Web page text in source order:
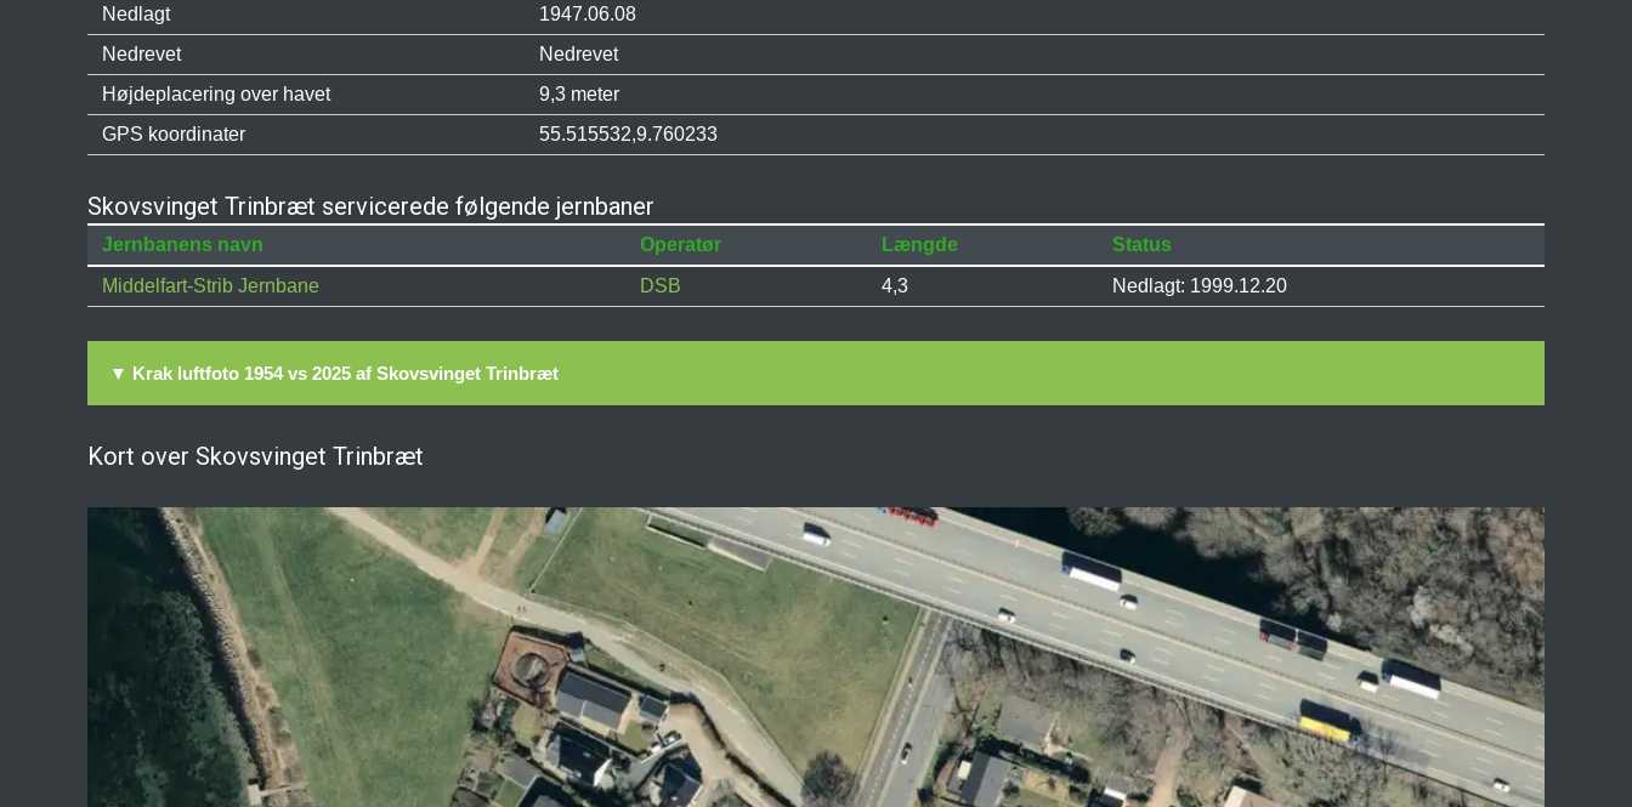
Nedlagt
1947.06.08
Nedrevet
Nedrevet
Højdeplacering over havet
9,3 meter
GPS koordinater
55.515532,9.760233
Skovsvinget Trinbræt servicerede følgende jernbaner
Jernbanens navn Operatør Længde
Status
Middelfart-Strib Jernbane
DSB 4,3 Nedlagt: 1999.12.20
▼ Krak luftfoto 1954 vs 2025 af Skovsvinget Trinbræt
Kort over Skovsvinget Trinbræt